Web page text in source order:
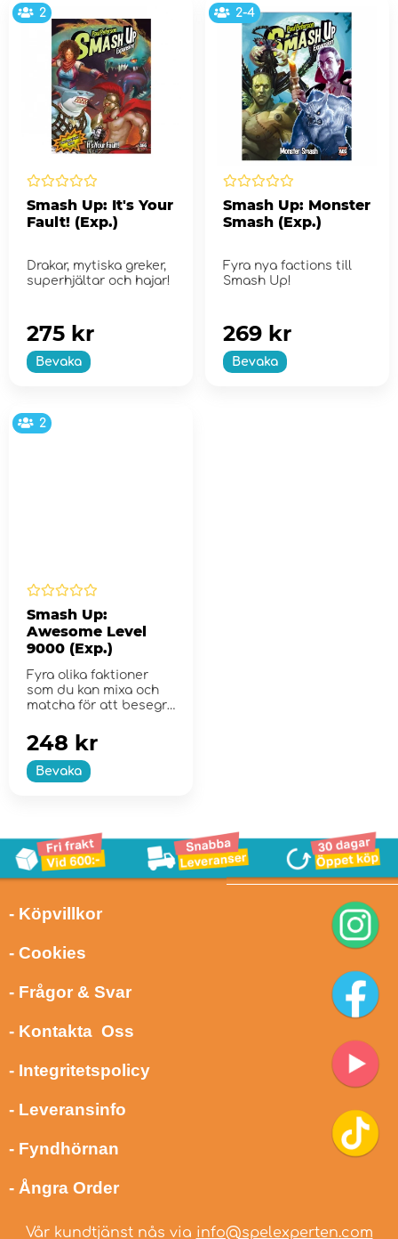
2
Smash Up: It's Your
Fault! (Exp.)
Drakar, mytiska greker,
superhjältar och hajar!
Bevaka
275 kr
2-4
Smash Up: Monster
Smash (Exp.)
Fyra nya factions till
Smash Up!
Bevaka
269 kr
2
Smash Up:
Awesome Level
9000 (Exp.)
Fyra olika faktioner
som du kan mixa och
matcha för att besegra
Bevaka
248 kr
- Köpvillkor
- Cookies
- Frågor & Svar
- Kontakta Oss
- Integritetspolicy
- Leveransinfo
- Fyndhörnan
- Ångra Order
Vår kundtjänst nås via info@spelexperten.com